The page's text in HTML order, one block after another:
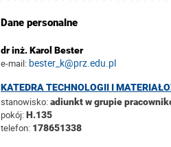
Dane personalne
dr inż. Karol Bester
e-mail: bester_k@prz.edu.pl
KATEDRA TECHNOLOGII I
stanowisko:adiunkt w grupie
pokój:H.135
telefon: 178651338